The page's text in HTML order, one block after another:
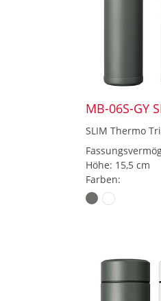
MB-06S-GY
SLIM Thermo
Höhe: 15,5 cm
Farben: